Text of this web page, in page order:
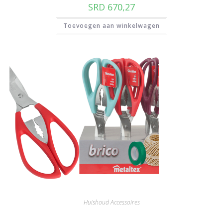
SRD 670,27
Toevoegen aan winkelwagen
Huishoud Accessoires